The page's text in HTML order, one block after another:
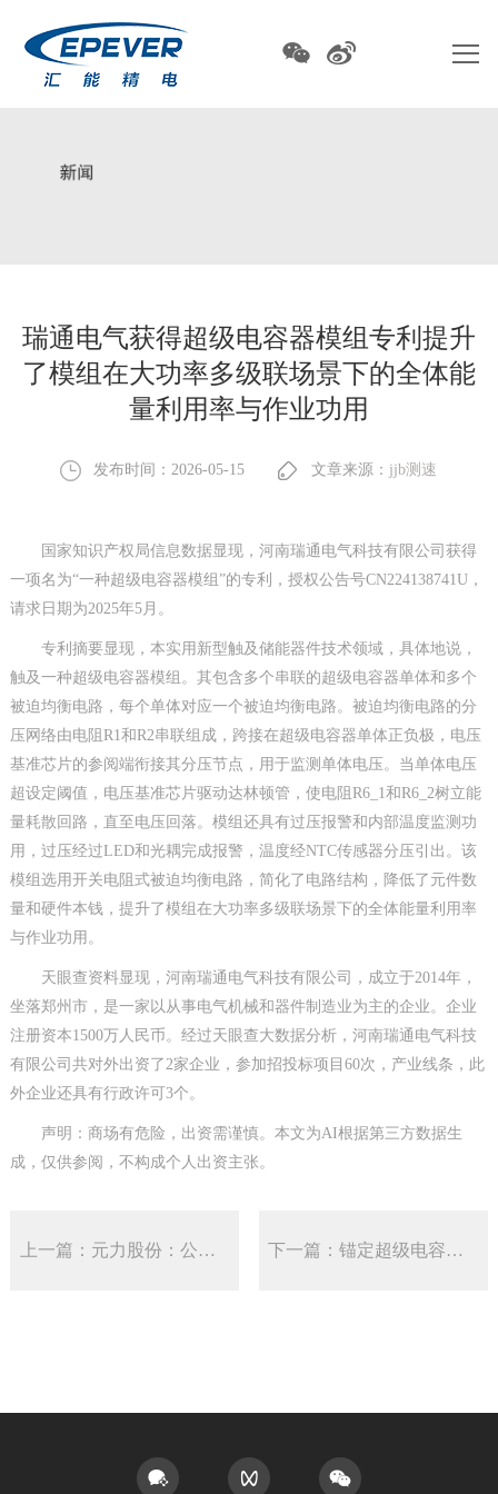
瑞通电气获得超级电容器模组专利提升
了模组在大功率多级联场景下的全体能
量利用率与作业功用
发布时间：2026-05-15 文章来源： jjb测速
国家知识产权局信息数据显现，河南瑞通电气科技有限公司获得
一项名为“一种超级电容器模组”的专利，授权公告号CN224138741U，
请求日期为2025年5月。
专利摘要显现，本实用新型触及储能器件技术领域，具体地说，
触及一种超级电容器模组。其包含多个串联的超级电容器单体和多个
被迫均衡电路，每个单体对应一个被迫均衡电路。被迫均衡电路的分
压网络由电阻R1和R2串联组成，跨接在超级电容器单体正负极，电压
基准芯片的参阅端衔接其分压节点，用于监测单体电压。当单体电压
超设定阈值，电压基准芯片驱动达林顿管，使电阻R6_1和R6_2树立能
量耗散回路，直至电压回落。模组还具有过压报警和内部温度监测功
用，过压经过LED和光耦完成报警，温度经NTC传感器分压引出。该
模组选用开关电阻式被迫均衡电路，简化了电路结构，降低了元件数
量和硬件本钱，提升了模组在大功率多级联场景下的全体能量利用率
与作业功用。
天眼查资料显现，河南瑞通电气科技有限公司，成立于2014年，
坐落郑州市，是一家以从事电气机械和器件制造业为主的企业。企业
注册资本1500万人民币。经过天眼查大数据分析，河南瑞通电气科技
有限公司共对外出资了2家企业，参加招投标项目60次，产业线条，此
外企业还具有行政许可3个。
声明：商场有危险，出资需谨慎。本文为AI根据第三方数据生
成，仅供参阅，不构成个人出资主张。
上一篇：元力股份：公司继续向超级电容器厂家供给超级电容炭产品 下一篇：锚定超级电容核心技术金时科技以全产业链自主可控开辟储能价值竞争新赛道